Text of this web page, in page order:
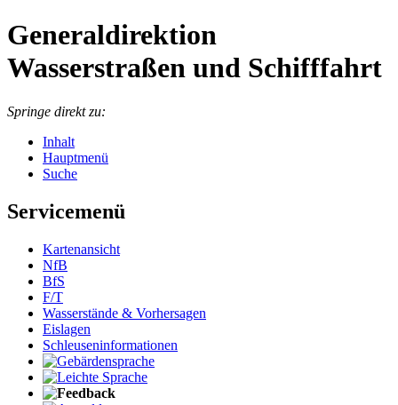
Generaldirektion
Wasserstraßen und Schifffahrt
Springe direkt zu:
Inhalt
Hauptmenü
Suche
Servicemenü
Kartenansicht
NfB
BfS
F/T
Wasserstände & Vorhersagen
Eislagen
Schleuseninformationen